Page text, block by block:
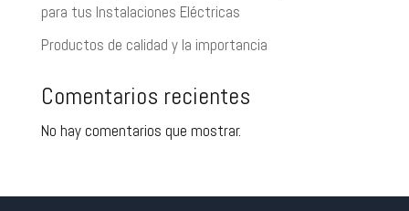
para tus Instalaciones Eléctricas
Productos de calidad y la importancia
Comentarios recientes
No hay comentarios que mostrar.